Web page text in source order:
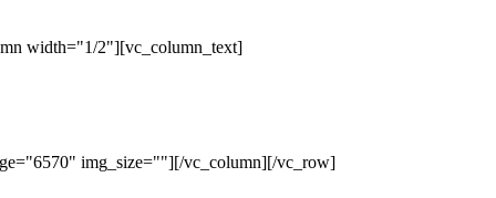
width="1/2"][vc_column_text]
img_size=""][/vc_column][/vc_row]